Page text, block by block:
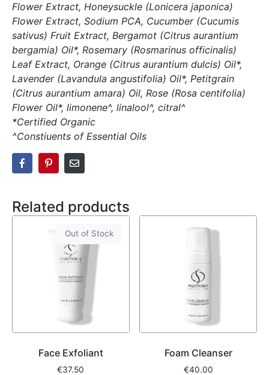
Flower Extract, Honeysuckle (Lonicera japonica)
Flower Extract, Sodium PCA, Cucumber (Cucumis
sativus) Fruit Extract, Bergamot (Citrus aurantium
bergamia) Oil*, Rosemary (Rosmarinus officinalis)
Leaf Extract, Orange (Citrus aurantium dulcis) Oil*,
Lavender (Lavandula angustifolia) Oil*, Petitgrain
(Citrus aurantium amara) Oil, Rose (Rosa centifolia)
Flower Oil*, limonene^, linalool^, citral^
*Certified Organic
^Constiuents of Essential Oils
Related products
Out of Stock
Face Exfoliant
€37.50
Foam Cleanser
€40.00